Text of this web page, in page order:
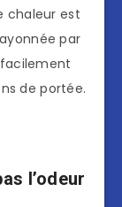
chaleur est
par
de portée.
l’odeur